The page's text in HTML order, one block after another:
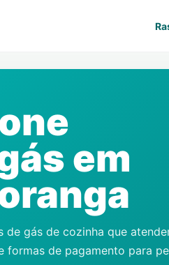
em
de gás de cozinha que
formas de pagamento para